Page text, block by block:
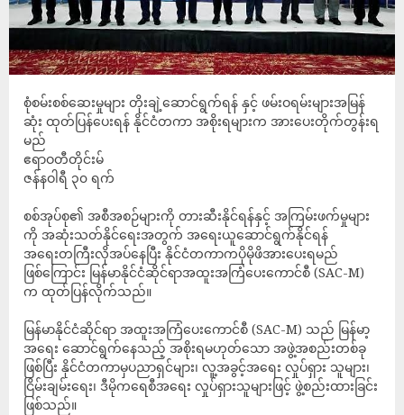
စုံစမ်းစစ်ဆေးမှုများ တိုးချဲ့ဆောင်ရွက်ရန် နှင့် ဖမ်းဝရမ်းများအမြန်
ဆုံး ထုတ်ပြန်ပေးရန် နိုင်ငံတကာ အစိုးရများက အားပေးတိုက်တွန်းရ
မည်
ဧရာဝတီတိုင်းမ်
ဇန်နဝါရီ ၃၀ ရက်
စစ်အုပ်စု၏ အစီအစဉ်များကို တားဆီးနိုင်ရန်နှင့် အကြမ်းဖက်မှုများ
ကို အဆုံးသတ်နိုင်ရေးအတွက် အရေးယူဆောင်ရွက်နိုင်ရန်
အရေးတကြီးလိုအပ်နေပြီး နိုင်ငံတကာကပိုမိုဖိအားပေးရမည်
ဖြစ်ကြောင်း မြန်မာနိုင်ငံဆိုင်ရာအထူးအကြံပေးကောင်စီ (SAC-M)
က ထုတ်ပြန်လိုက်သည်။
မြန်မာနိုင်ငံဆိုင်ရာ အထူးအကြံပေးကောင်စီ (SAC-M) သည် မြန်မာ့
အရေး ဆောင်ရွက်နေသည့် အစိုးရမဟုတ်သော အဖွဲ့အစည်းတစ်ခု
ဖြစ်ပြီး နိုင်ငံတကာမှပညာရှင်များ၊ လူ့အခွင့်အရေး လှုပ်ရှား သူများ၊
ငြိမ်းချမ်းရေး၊ ဒီမိုကရေစီအရေး လှုပ်ရှားသူများဖြင့် ဖွဲ့စည်းထားခြင်း
ဖြစ်သည်။